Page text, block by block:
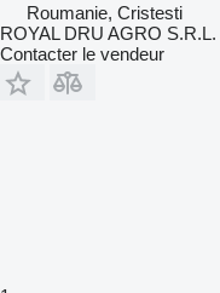
Roumanie, Cristesti
ROYAL DRU AGRO S.R.L.
Contacter le vendeur